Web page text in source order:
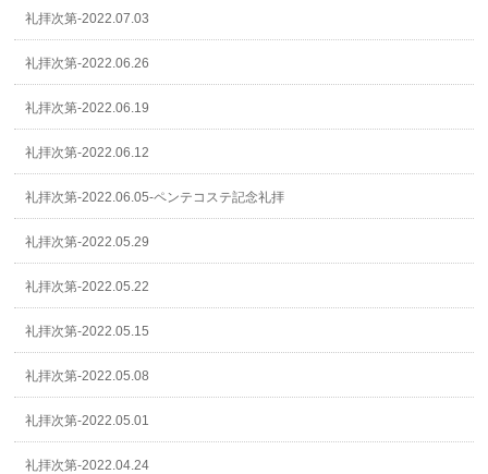
礼拝次第-2022.07.03
礼拝次第-2022.06.26
礼拝次第-2022.06.19
礼拝次第-2022.06.12
礼拝次第-2022.06.05-ペンテコステ記念礼拝
礼拝次第-2022.05.29
礼拝次第-2022.05.22
礼拝次第-2022.05.15
礼拝次第-2022.05.08
礼拝次第-2022.05.01
礼拝次第-2022.04.24